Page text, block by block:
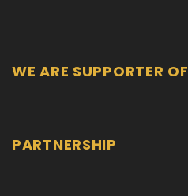
WE ARE SUPPORTER OF
PARTNERSHIP